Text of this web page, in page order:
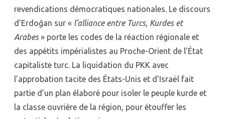
revendications démocratiques nationales. Le discours
d’Erdoğan sur « l’alliance entre Turcs, Kurdes et
Arabes» porte les codes de la réaction régionale et
des appétits impérialistes au Proche-Orient de l’État
capitaliste turc. La liquidation du PKK avec
l’approbation tacite des États-Unis et d’Israël fait
partie d’un plan élaboré pour isoler le peuple kurde et
la classe ouvrière de la région, pour étouffer les